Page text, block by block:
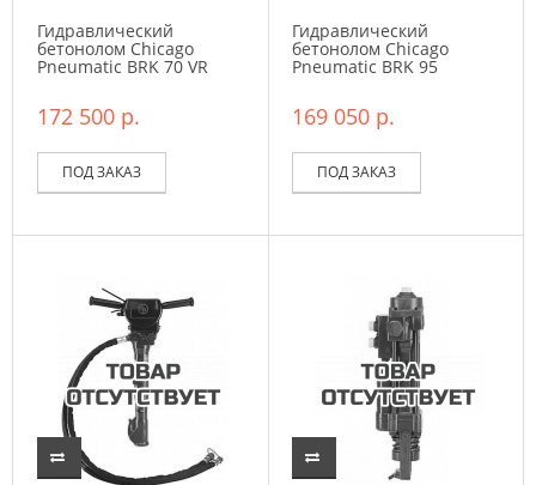
Гидравлический
бетонолом Chicago
Pneumatic BRK 70 VR
172 500 р.
ПОД ЗАКАЗ
Гидравлический
бетонолом Chicago
Pneumatic BRK 95
169 050 р.
ПОД ЗАКАЗ